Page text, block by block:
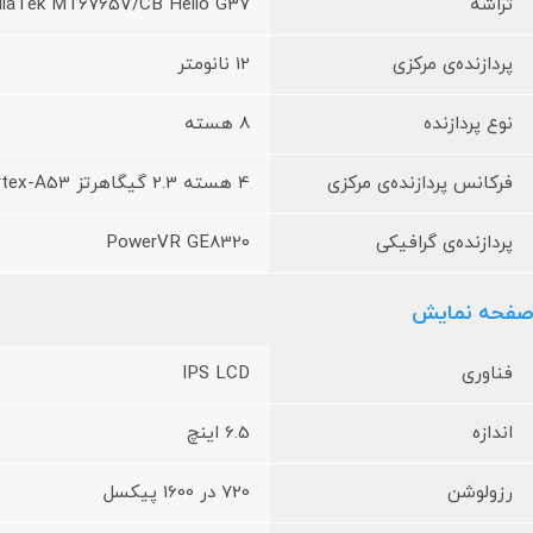
پردازنده‌ی مرکزی 12 نانومتر
نوع پردازنده 8 هسته
فرکانس پردازنده‌ی مرکزی 4 هسته 2.3 گیگاهرتز Cortex-A53 و 4 هسته 1.8 گیگاهرتز Cortex-A53
پردازنده‌ی گرافیکی PowerVR GE8320
صفحه نمایش
فناوری IPS LCD
اندازه 6.5 اینچ
رزولوشن 720 در 1600 پیکسل